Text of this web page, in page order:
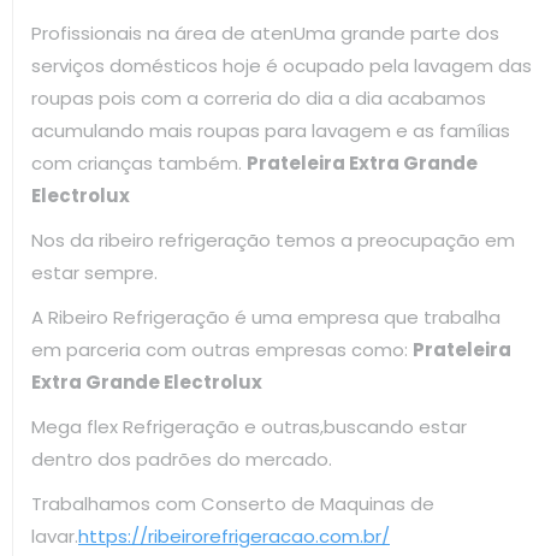
Profissionais na área de atenUma grande parte dos
serviços domésticos hoje é ocupado pela lavagem das
roupas pois com a correria do dia a dia acabamos
acumulando mais roupas para lavagem e as famílias
com crianças também. Prateleira Extra Grande
Electrolux
Nos da ribeiro refrigeração temos a preocupação em
estar sempre.
A Ribeiro Refrigeração é uma empresa que trabalha
em parceria com outras empresas como: Prateleira
Extra Grande Electrolux
Mega flex Refrigeração e outras,buscando estar
dentro dos padrões do mercado.
Trabalhamos com Conserto de Maquinas de
lavar.https://ribeirorefrigeracao.com.br/